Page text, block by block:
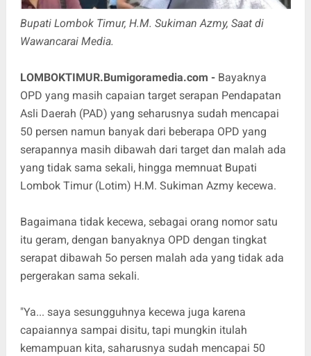
Bupati Lombok Timur, H.M. Sukiman Azmy, Saat di
Wawancarai Media.
LOMBOKTIMUR.Bumigoramedia.com -Bayaknya
OPD yang masih capaian target serapan Pendapatan
Asli Daerah (PAD) yang seharusnya sudah mencapai
50 persen namun banyak dari beberapa OPD yang
serapannya masih dibawah dari target dan malah ada
yang tidak sama sekali, hingga memnuat Bupati
Lombok Timur (Lotim) H.M. Sukiman Azmy kecewa.
Bagaimana tidak kecewa, sebagai orang nomor satu
itu geram, dengan banyaknya OPD dengan tingkat
serapat dibawah 5o persen malah ada yang tidak ada
pergerakan sama sekali.
"Ya... saya sesungguhnya kecewa juga karena
capaiannya sampai disitu, tapi mungkin itulah
kemampuan kita, saharusnya sudah mencapai 50